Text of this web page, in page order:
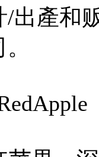
/出產和